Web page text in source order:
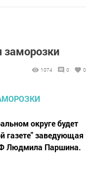
1074 0 0
округе будет
газете" заведующая
Людмила Паршина.